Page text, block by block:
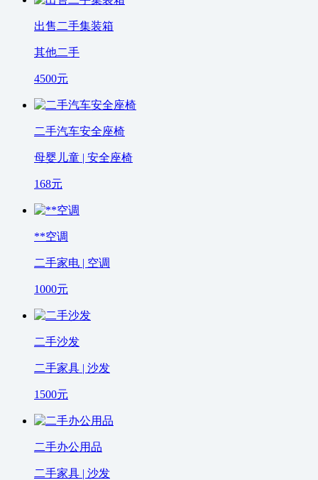
出售二手集装箱
其他二手
4500元
二手汽车安全座椅
母婴儿童 | 安全座椅
168元
**空调
二手家电 | 空调
1000元
二手沙发
二手家具 | 沙发
1500元
二手办公用品
二手家具 | 沙发